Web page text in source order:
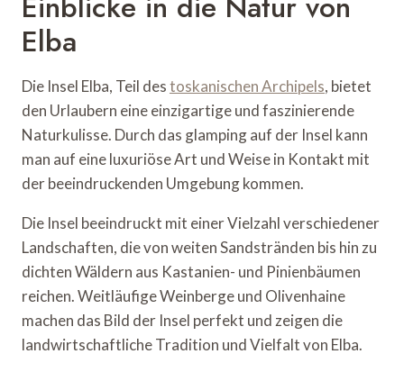
Elba
Die Insel Elba, Teil destoskanischen Archipels, bietet
den Urlaubern eine einzigartige und faszinierende
Naturkulisse. Durch das glamping auf der Insel kann
man auf eine luxuriöse Art und Weise in Kontakt mit
der beeindruckenden Umgebung kommen.
Die Insel beeindruckt mit einer Vielzahl verschiedener
Landschaften, die von weiten Sandstränden bis hin zu
dichten Wäldern aus Kastanien- und Pinienbäumen
reichen. Weitläufige Weinberge und Olivenhaine
machen das Bild der Insel perfekt und zeigen die
landwirtschaftliche Tradition und Vielfalt von Elba.